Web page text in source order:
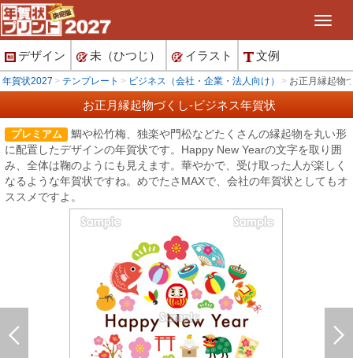
デザイン 未（ひつじ） イラスト 文例
年賀状2027 テンプレート ビジネス（会社・企業・法人向け） お正月縁起物
お正月縁起物づくし-ビジネス年賀状
プレミアム
鯛や松竹梅、独楽や門松などたくさんの縁起物を丸い形
に配置したデザインの年賀状です。Happy New Yearの文字を取り囲
み、全体は鞠のようにも見えます。華やかで、受け取った人が楽しく
なるような年賀状ですね。めでたさMAXで、会社の年賀状としてもオ
ススメですよ。